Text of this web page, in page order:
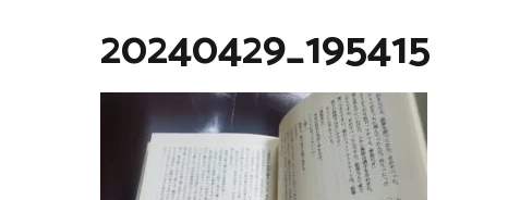
20240429_195415